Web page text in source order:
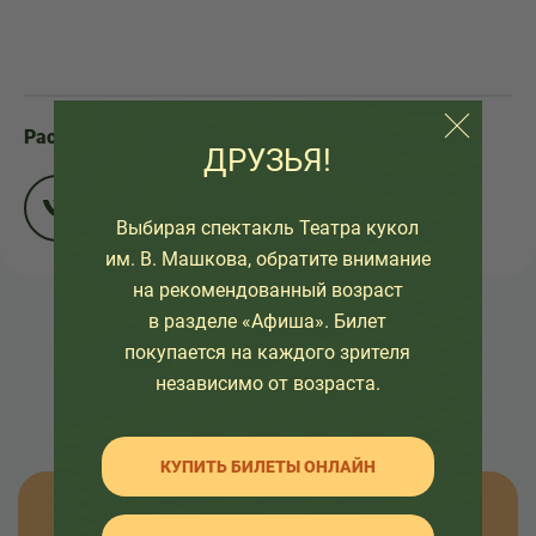
Расскажите друзьям:
ДРУЗЬЯ!
Выбирая спектакль Театра кукол
им. В. Машкова, обратите внимание
на рекомендованный возраст
в разделе «Афиша». Билет
покупается на каждого зрителя
независимо от возраста.
КУПИТЬ БИЛЕТЫ ОНЛАЙН